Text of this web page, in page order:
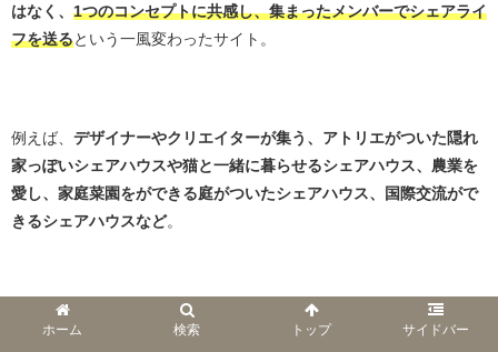
はなく、 1つのコンセプトに共感し、集まったメンバーでシェアライ
フを送るという一風変わったサイト。
例えば、 デザイナーやクリエイターが集う、アトリエがついた隠れ
家っぽいシェアハウスや猫と一緒に暮らせるシェアハウス、農業を
愛し、家庭菜園をができる庭がついたシェアハウス、国際交流がで
きるシェアハウスなど。
👇国際交流ができるシェアハウス一例👇
ホーム 検索 トップ サイドバー